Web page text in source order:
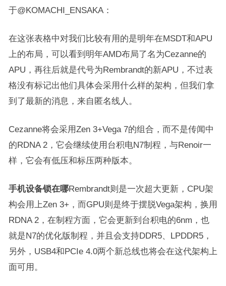
于@KOMACHI_ENSAKA：
在这张表格中对我们比较有用的是明年在MSDT和APU
上的布局，可以看到明年AMD布局了名为Cezanne的
APU，再往后就是代号为Rembrandt的新APU，不过表
格没有标记出他们具体会采用什么样的架构，但我们拿
到了最新的消息，来自匿名线人。
Cezanne将会采用Zen 3+Vega 7的组合，而不是传闻中
的RDNA 2，它会继续使用台积电N7制程，与Renoir一
样，它会有低压和标压两种版本。
手机设备锁在哪Rembrandt则是一次超大更新，CPU架
构会用上Zen 3+，而GPU则是终于摆脱Vega架构，换用
RDNA 2，在制程方面，它会更新到台积电的6nm，也
就是N7的优化版制程，并且会支持DDR5、LPDDR5，
另外，USB4和PCIe 4.0两个新总线也将会在这代架构上
面可用。